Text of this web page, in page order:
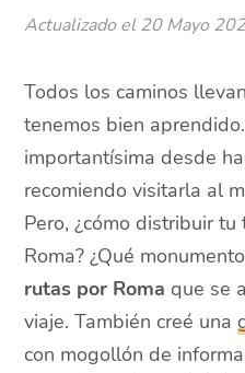
Actualizado el 20 Mayo
Todos los caminos
tenemos bien
importantísima desde
recomiendo visitarla al
Pero, ¿cómo distribuir
Roma? ¿Qué
rutas por Romaque se
viaje. También creé una
con mogollón de